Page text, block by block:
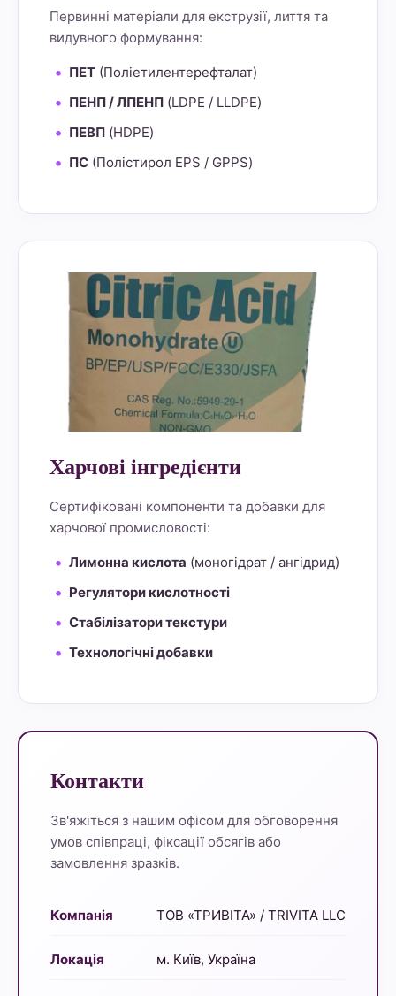
Первинні матеріали для екструзії, лиття та
видувного формування:
ПЕТ (Поліетилентерефталат)
ПЕНП / ЛПЕНП (LDPE / LLDPE)
ПЕВП (HDPE)
ПС (Полістирол EPS / GPPS)
Харчові інгредієнти
Сертифіковані компоненти та добавки для
харчової промисловості:
Лимонна кислота (моногідрат / ангідрид)
Регулятори кислотності
Стабілізатори текстури
Технологічні добавки
Контакти
Зв'яжіться з нашим офісом для обговорення
умов співпраці, фіксації обсягів або
замовлення зразків.
Компанія ТОВ «ТРИВІТА» / TRIVITA LLC
Локація м. Київ, Україна